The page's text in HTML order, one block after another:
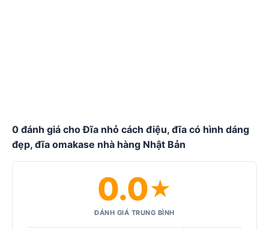
0 đánh giá cho Đĩa nhỏ cách điệu, đĩa có hình dáng
đẹp, đĩa omakase nhà hàng Nhật Bản
0.0★
ĐÁNH GIÁ TRUNG BÌNH